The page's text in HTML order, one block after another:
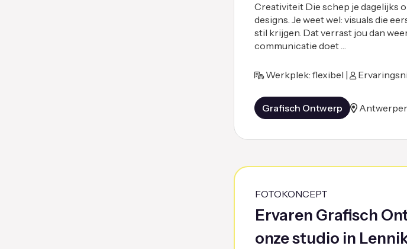
Creativiteit Die schep je dagelijks
designs. Je weet wel: visuals die
stil krijgen. Dat verrast jou dan
communicatie doet …
Werkplek: flexibel |
Grafisch Ontwerp
FOTOKONCEPT
Ervaren Grafisch
onze studio in